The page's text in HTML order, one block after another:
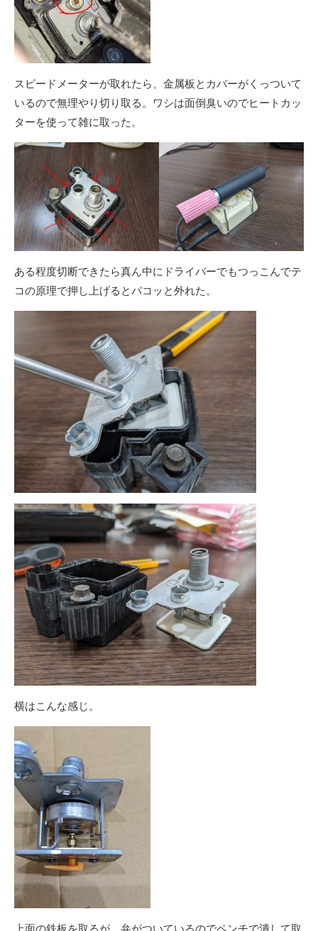
スピードメーターが取れたら、金属板とカバーがくっついて
いるので無理やり切り取る。ワシは面倒臭いのでヒートカッ
ターを使って雑に取った。
ある程度切断できたら真ん中にドライバーでもつっこんでテ
コの原理で押し上げるとパコッと外れた。
横はこんな感じ。